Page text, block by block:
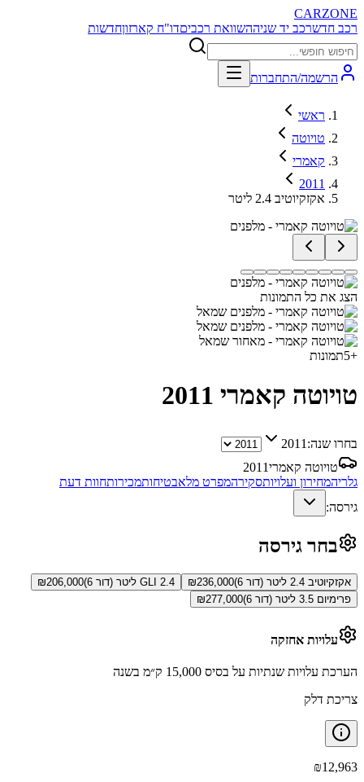
CARZONE
רכב חדשרכב יד שניההשוואת רכביםדו"ח קארזוןחדשות
הרשמה/התחברות
ראשי
טויוטה
קאמרי
2011
אקזקיוטיב 2.4 ליטר
הצג את כל התמונות
+
5תמונות
טויוטה קאמרי 2011
בחרו שנה: 2011
טויוטה קאמרי2011
גלריהמחירון ועלויותסקירהמפרט מלאבטיחותמכירותחוות דעת
גירסה:
בחר גירסה
אקזקיוטיב 2.4 ליטר (דור 6) ₪236,000 GLI 2.4 ליטר (דור 6) ₪206,000
פרימיום 3.5 ליטר (דור 6)
₪277,000
עלויות אחזקה
הערכת עלויות שנתיות על בסיס 15,000 ק״מ בשנה
צריכת דלק
₪12,963